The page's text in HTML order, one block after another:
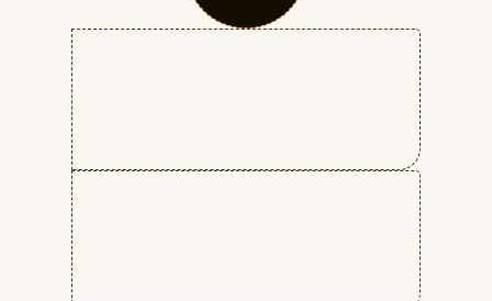
работать с редакторскими правками
грамотно разбираться в правилах
передачи авторских прав на сценарий;
взаимодействовать с актёрами на
съёмочной площадке.
Курсы сценарного мастерства - это
возможность для всех желающих
научиться создавать сценарии для
фильмов, телешоу, рекламных роликов и
других проектов. В процессе обучения вы